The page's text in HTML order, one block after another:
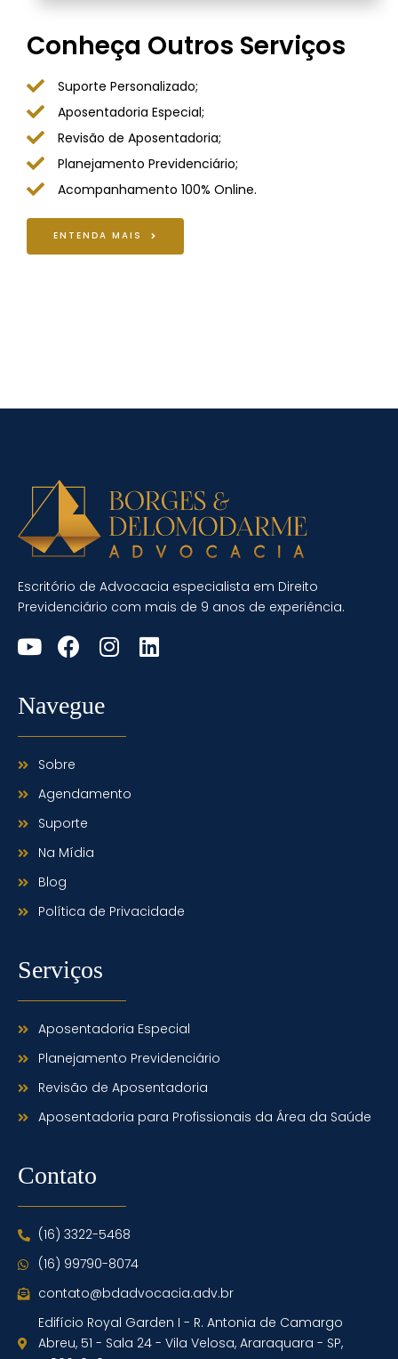
Conheça Outros Serviços
Suporte Personalizado;
Aposentadoria Especial;
Revisão de Aposentadoria;
Planejamento Previdenciário;
Acompanhamento 100% Online.
ENTENDA MAIS
Escritório de Advocacia especialista em Direito
Previdenciário com mais de 9 anos de experiência.
Navegue
Sobre
Agendamento
Suporte
Na Mídia
Blog
Política de Privacidade
Serviços
Aposentadoria Especial
Planejamento Previdenciário
Revisão de Aposentadoria
Aposentadoria para Profissionais da Área da Saúde
Contato
(16) 3322-5468
(16) 99790-8074
contato@bdadvocacia.adv.br
Edifício Royal Garden I - R. Antonia de Camargo
Abreu, 51 - Sala 24 - Vila Velosa, Araraquara - SP,